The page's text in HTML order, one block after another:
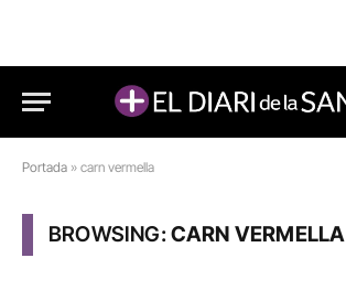
Portada » carn vermella
BROWSING:CARN VERMELLA